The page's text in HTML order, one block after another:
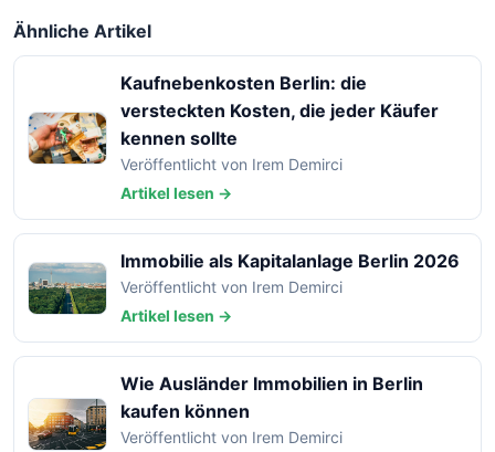
Ähnliche Artikel
Kaufnebenkosten Berlin: die
versteckten Kosten, die jeder Käufer
kennen sollte
Veröffentlicht von Irem Demirci
Artikel lesen →
Immobilie als Kapitalanlage Berlin 2026
Veröffentlicht von Irem Demirci
Artikel lesen →
Wie Ausländer Immobilien in Berlin
kaufen können
Veröffentlicht von Irem Demirci